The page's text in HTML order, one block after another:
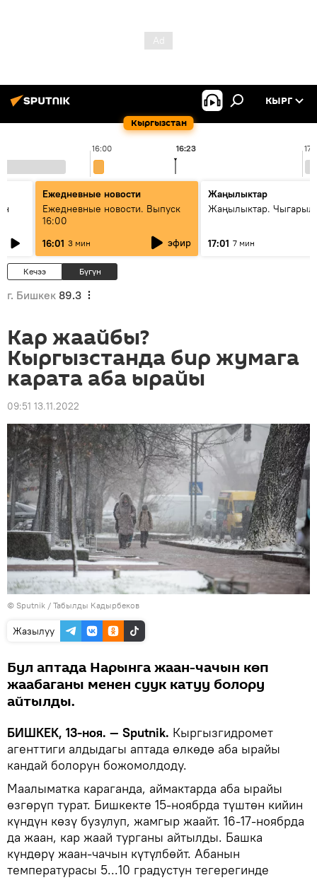
Кыргызстан
КЫРГ
16:00 16:23
Ежедневные новости
Ежедневные новости. Выпуск
16:00
16:01 3 мин эфир
Жаңылыктар
Жаңылыктар.
17:01 7 мин
Кечээ Бүгүн
г. Бишкек 89.3
Кар жаайбы?
Кыргызстанда бир жумага
карата аба ырайы
09:51 13.11.2022
© Sputnik / Табылды Кадырбеков
Жазылуу
Бул аптада Нарынга жаан-чачын көп
жаабаганы менен суук катуу болору
айтылды.
БИШКЕК, 13-ноя. — Sputnik. Кыргызгидромет
агенттиги алдыдагы аптада өлкөдө аба ырайы
кандай болорун божомолдоду.
Маалыматка караганда, аймактарда аба ырайы
өзгөрүп турат. Бишкекте 15-ноябрда түштөн кийин
күндүн көзү бузулуп, жамгыр жаайт. 16-17-ноябрда
да жаан, кар жаай турганы айтылды. Башка
күндөрү жаан-чачын күтүлбөйт. Абанын
температурасы 5...10 градустун тегерегинде